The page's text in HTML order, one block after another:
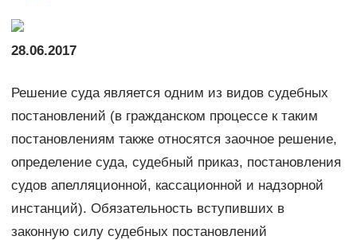
28.06.2017
Решение суда является одним из видов судебных
постановлений (в гражданском процессе к таким
постановлениям также относятся заочное решение,
определение суда, судебный приказ, постановления
судов апелляционной, кассационной и надзорной
инстанций). Обязательность вступивших в
законную силу судебных постановлений